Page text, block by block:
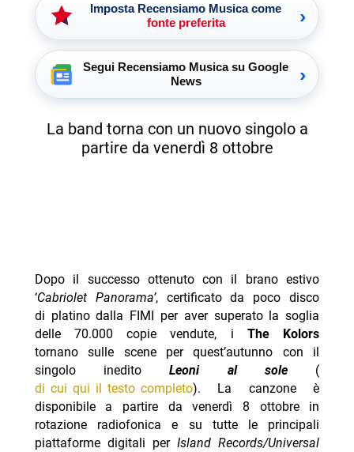
Imposta Recensiamo Musica come
fonte preferita
›
Segui Recensiamo Musica su Google
News
›
La band torna con un nuovo singolo a
partire da venerdì 8 ottobre
Dopo il successo ottenuto con il brano estivo
‘Cabriolet Panorama’, certificato da poco disco
di platino dalla FIMI per aver superato la soglia
delle 70.000 copie vendute, i The Kolors
tornano sulle scene per quest’autunno con il
singolo ineditoLeoni al sole (
di cui qui il testo completo). La canzone è
disponibile a partire da venerdì 8 ottobre in
rotazione radiofonica e su tutte le principali
piattaforme digitali perIsland Records/Universal